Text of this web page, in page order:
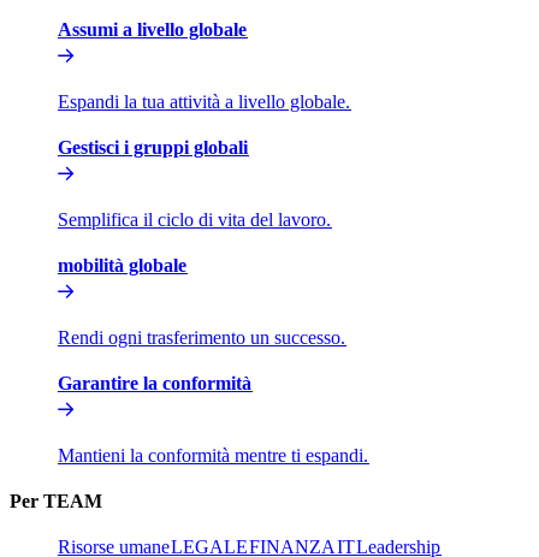
Assumi a livello globale​​
Espandi la tua attività a livello globale.​​
Gestisci i gruppi globali​​
Semplifica il ciclo di vita del lavoro.​​
mobilità globale​​
Rendi ogni trasferimento un successo.​​
Garantire la conformità​​
Mantieni la conformità mentre ti espandi.​​
Per TEAM​​
Risorse umane​​LEGALE​​FINANZA​​IT​​Leadership​​